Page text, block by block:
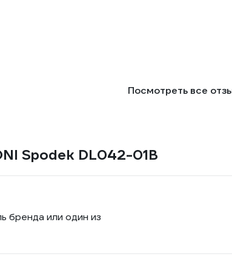
Посмотреть все
Spodek DL042-01B
бренда или один из